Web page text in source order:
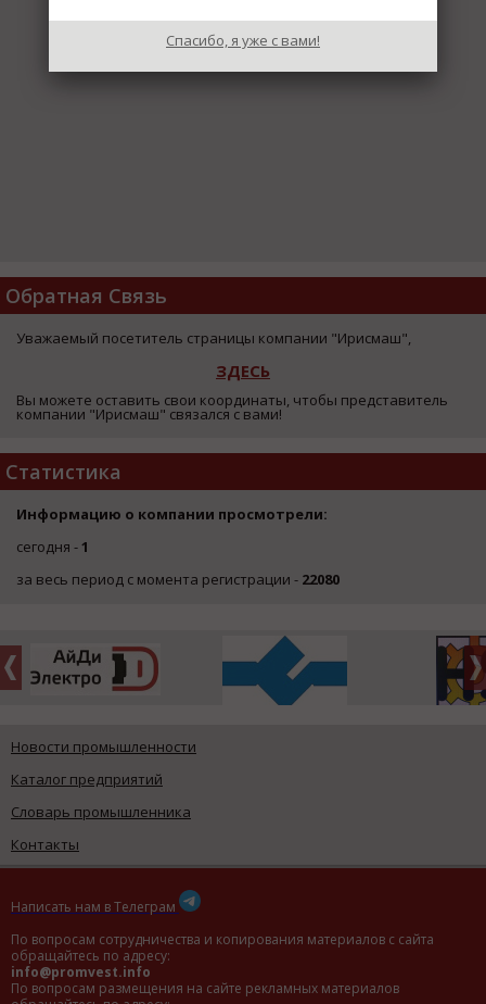
Обратная Связь
Уважаемый посетитель страницы компании "Ирисмаш",
ЗДЕСЬ
Вы можете оставить свои координаты, чтобы представитель
компании "Ирисмаш" связался с вами!
Статистика
Информацию о компании просмотрели:
сегодня -1
за весь период с момента регистрации - 22080
Новости промышленности
Каталог предприятий
Словарь промышленника
Контакты
Написать нам в Телеграм
По вопросам сотрудничества и копирования материалов с сайта
обращайтесь по адресу:
info@promvest.info
По вопросам размещения на сайте рекламных материалов
Спасибо, я уже с вами!